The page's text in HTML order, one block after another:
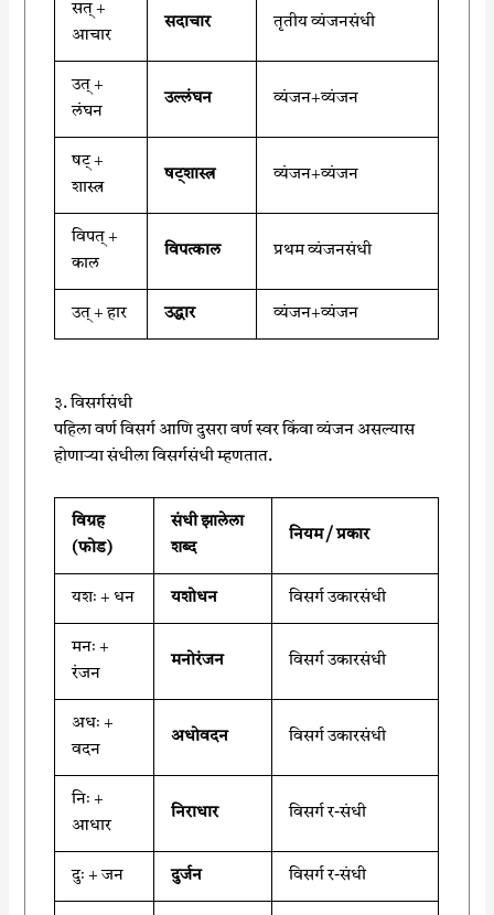
सत् +
आचार
सदाचार तृतीय व्यंजनसंधी
उत् +
लंघन
उल्लंघन व्यंजन+व्यंजन
षट् +
शास्त्र
षट्शास्त्र व्यंजन+व्यंजन
विपत् +
काल
विपत्काल प्रथम व्यंजनसंधी
उत् + हार उद्धार व्यंजन+व्यंजन
३. विसर्गसंधी
पहिला वर्ण विसर्ग आणि दुसरा वर्ण स्वर किंवा व्यंजन असल्यास
होणाऱ्या संधीला विसर्गसंधी म्हणतात.
विग्रह
(फोड)
संधी झालेला
शब्द
नियम / प्रकार
यशः + धन यशोधन विसर्ग उकारसंधी
मनः +
रंजन
मनोरंजन विसर्ग उकारसंधी
अधः +
वदन
अधोवदन विसर्ग उकारसंधी
निः +
आधार
निराधार विसर्ग र-संधी
दुः + जन दुर्जन विसर्ग र-संधी